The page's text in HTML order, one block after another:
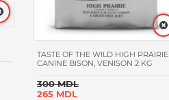
TASTE OF THE WILD HIGH PRAIRIE
CANINE BISON, VENISON 2 KG
300 MDL
265 MDL